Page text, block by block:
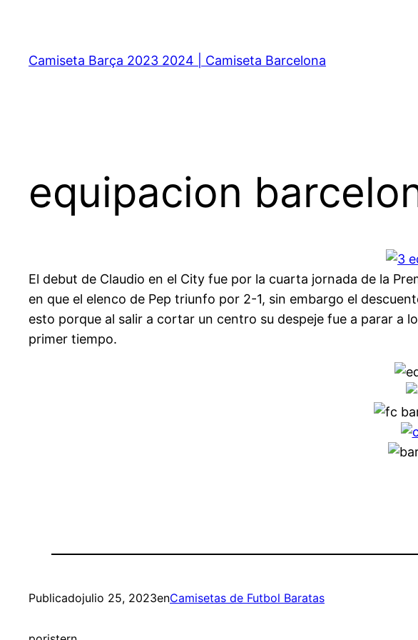
contenido
Camiseta Barça 2023 2024 | Camiseta Barcelona
equipacion
El debut de Claudio en el City fue por la cuarta jornada de la
en que el elenco de Pep triunfo por 2-1, sin embargo el
esto porque al salir a cortar un centro su despeje fue a parar a
primer tiempo.
Publicadojulio 25, 2023enCamisetas de Futbol Baratas